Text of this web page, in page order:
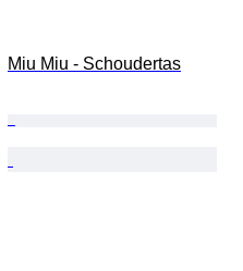
Miu Miu - Schoudertas